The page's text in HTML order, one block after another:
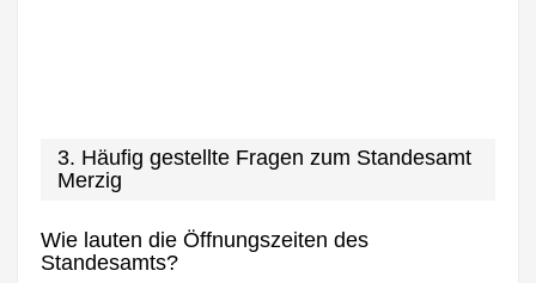
3. Häufig gestellte Fragen zum Standesamt
Merzig
Wie lauten die Öffnungszeiten des
Standesamts?